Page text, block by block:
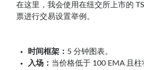
在这里，我会使用在纽交所上市的
票进行交易设置举例。
时间框架： 5 分钟图表。
入场： 当价格低于 100 EMA 且